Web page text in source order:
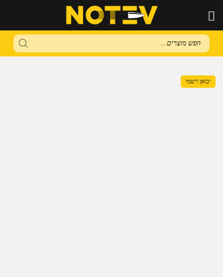
Products
search
יבואן רשמי